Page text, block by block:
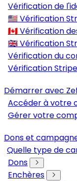
Vérification de
🇺🇸 Vérification
🇨🇦 Vérification
🇬🇧 Vérification
Vérification du
Vérification
Démarrer avec
Accéder à votre
Gérer votre
Dons et
Quelle type de
Dons
Enchères